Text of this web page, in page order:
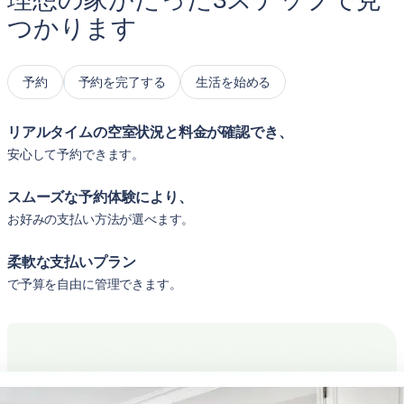
つかります
予約 予約を完了する 生活を始める
リアルタイムの空室状況と料金が確認でき、
安心して予約できます。
スムーズな予約体験により、
お好みの支払い方法が選べます。
柔軟な支払いプラン
で予算を自由に管理できます。